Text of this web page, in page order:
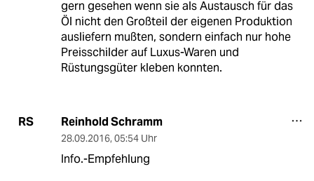
gern gesehen wenn sie als Austausch für das
Öl nicht den Großteil der eigenen Produktion
ausliefern mußten, sondern einfach nur hohe
Preisschilder auf Luxus-Waren und
Rüstungsgüter kleben konnten.
RS Reinhold Schramm
28.09.2016, 05:54 Uhr
Info.-Empfehlung